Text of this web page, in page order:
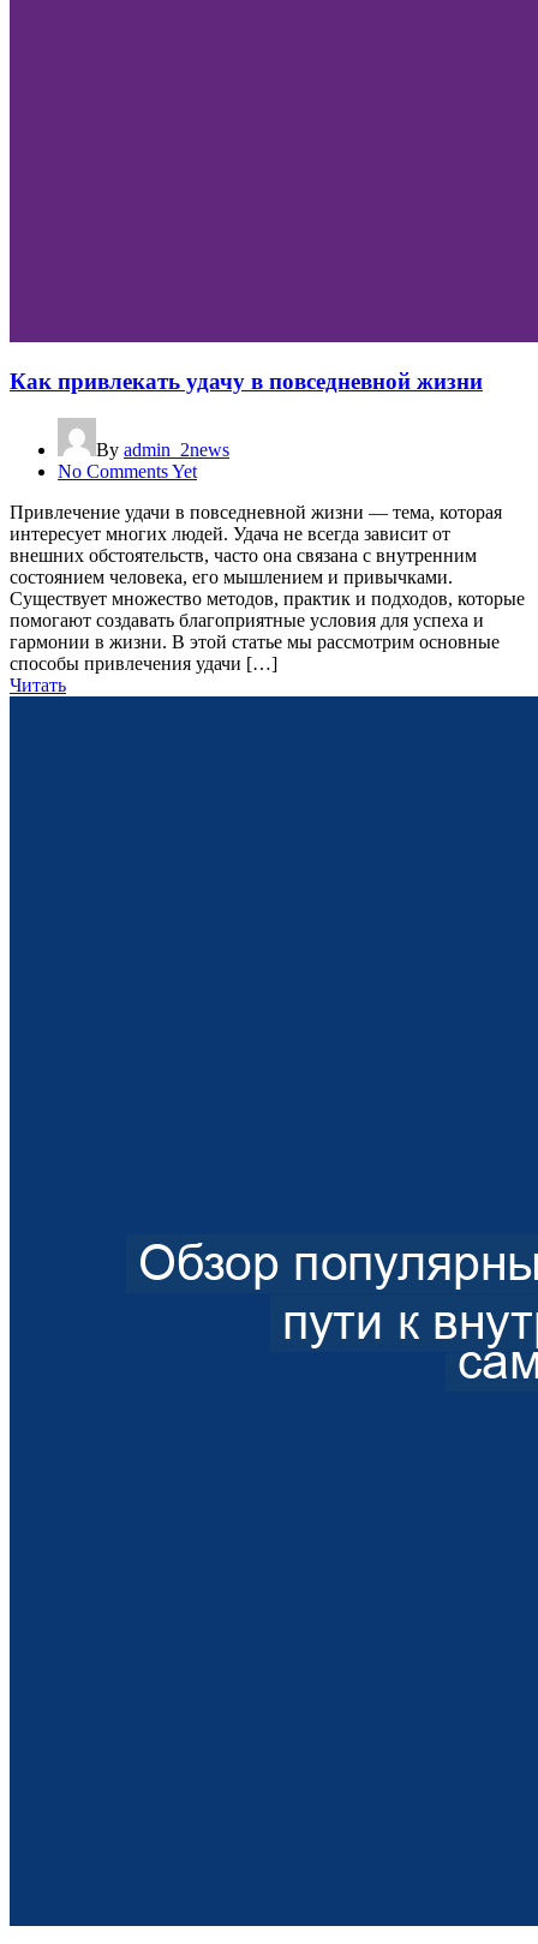
Как привлекать удачу в повседневной жизни
By admin_2news
No Comments Yet
Привлечение удачи в повседневной жизни — тема, которая
интересует многих людей. Удача не всегда зависит от
внешних обстоятельств, часто она связана с внутренним
состоянием человека, его мышлением и привычками.
Существует множество методов, практик и подходов, которые
помогают создавать благоприятные условия для успеха и
гармонии в жизни. В этой статье мы рассмотрим основные
способы привлечения удачи […]
Читать